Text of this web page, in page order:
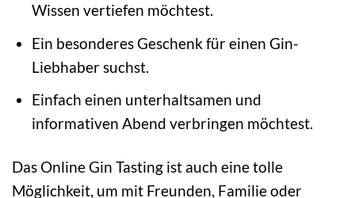
Wissen vertiefen möchtest.
Ein besonderes Geschenk für einen Gin-
Liebhaber suchst.
Einfach einen unterhaltsamen und
informativen Abend verbringen möchtest.
Das Online Gin Tasting ist auch eine tolle
Möglichkeit, um mit Freunden, Familie oder